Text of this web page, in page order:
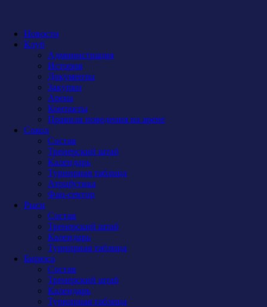
Новости
Клуб
Администрация
История
Документы
Закупки
Арена
Контакты
Правила поведения на арене
Сокол
Состав
Тренерский штаб
Календарь
Турнирная таблица
Атрибутика
Фан-сектор
Рыси
Состав
Тренерский штаб
Календарь
Турнирная таблица
Бирюса
Состав
Тренерский штаб
Календарь
Турнирная таблица